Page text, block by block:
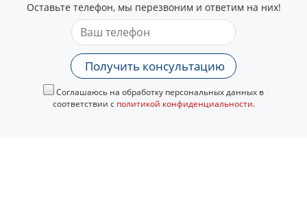
Оставьте телефон, мы перезвоним и ответим на них!
Получить консультацию
Соглашаюсь на обработку персональных данных в
соответствии с политикой конфиденциальности.